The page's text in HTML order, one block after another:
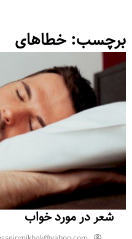
برچسب: خطاهای
شعر در مورد خواب